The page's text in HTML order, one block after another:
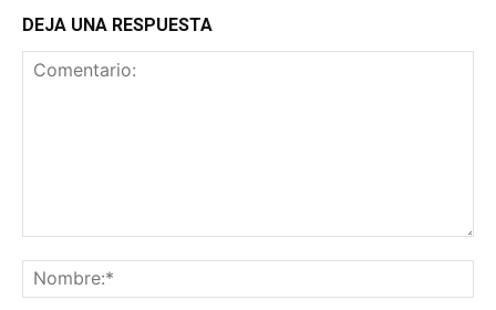
DEJA UNA RESPUESTA